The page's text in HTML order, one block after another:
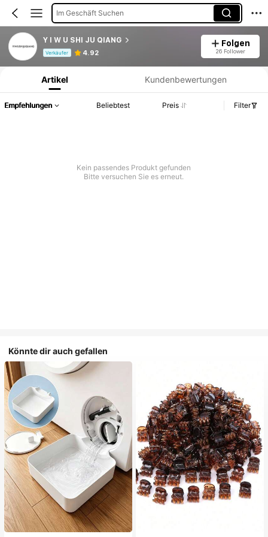
Im Geschäft Suchen
Y I W U SHI JU QIANG
Verkäufer 4.92
Folgen
26 Follower
Produktinformation: Preisangabe, Verkaufs- und Lagerbestandsdetails.
Artikel Kundenbewertungen
Empfehlungen Beliebtest Preis Filter
Kein passendes Produkt gefunden
Bitte versuchen Sie es erneut.
Könnte dir auch gefallen